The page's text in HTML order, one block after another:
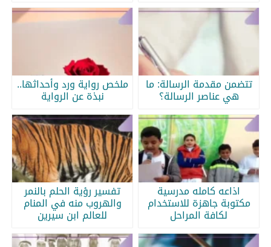
تتضمن مقدمة الرسالة: ما
هي عناصر الرسالة؟
ملخص رواية ورد وأحداثها..
نبذة عن الرواية
اذاعه كامله مدرسية
مكتوبة جاهزة للاستخدام
لكافة المراحل
تفسير رؤية الحلم بالنمر
والهروب منه في المنام
للعالم ابن سيرين